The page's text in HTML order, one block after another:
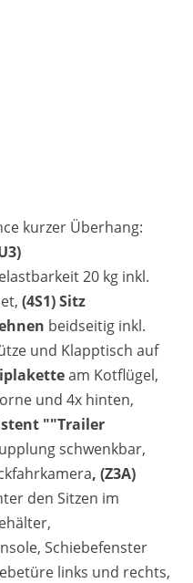
kurzer Überhang:
20 kg inkl.
(4S1) Sitz
beidseitig inkl.
und Klapptisch auf
am Kotflügel,
und 4x hinten,
""Trailer
schwenkbar,
, (Z3A)
den Sitzen im
Schiebefenster
links und rechts,